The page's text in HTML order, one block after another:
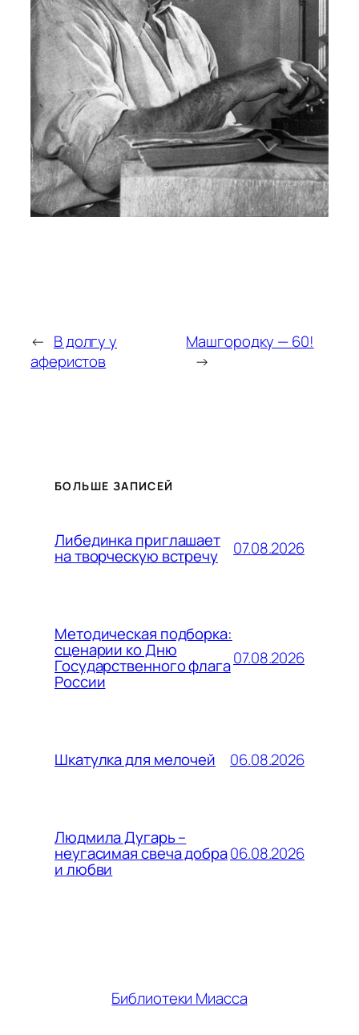
← В долгу у
аферистов
Машгородку — 60!
→
БОЛЬШЕ ЗАПИСЕЙ
Либединка приглашает
на творческую встречу 07.08.2026
Методическая подборка:
сценарии ко Дню
Государственного флага
России
07.08.2026
Шкатулка для мелочей 06.08.2026
Людмила Дугарь –
неугасимая свеча добра
и любви
06.08.2026
Библиотеки Миасса